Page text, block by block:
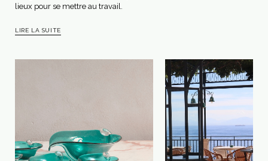
lieux pour se mettre au travail.
LIRE LA SUITE